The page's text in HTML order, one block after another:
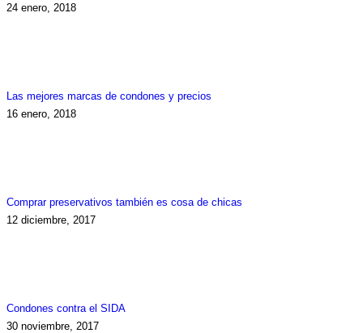
24 enero, 2018
Las mejores marcas de condones y precios
16 enero, 2018
Comprar preservativos también es cosa de chicas
12 diciembre, 2017
Condones contra el SIDA
30 noviembre, 2017